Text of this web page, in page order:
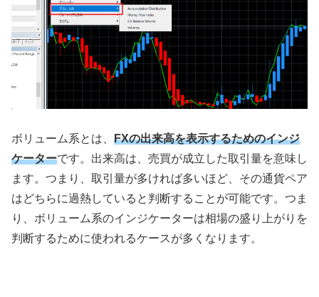
ボリューム系とは、 FXの出来高を表示するためのインジ
ケーターです。出来高は、売買が成立した取引量を意味し
ます。つまり、取引量が多ければ多いほど、その通貨ペア
はどちらに過熱していると判断することが可能です。つま
り、ボリューム系のインジケーターは相場の盛り上がりを
判断するために使われるケースが多くなります。